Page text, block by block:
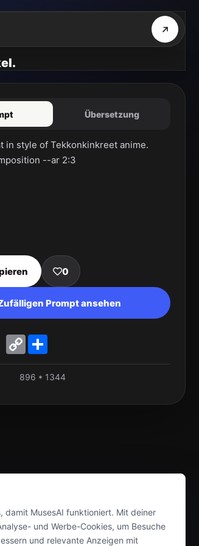
Übersetzung
in style of Tekkonkinkreet anime.
--ar 2:3
0
Prompt ansehen
X
Copy
Link
896 * 1344
damit MusesAI funktioniert. Mit deiner
und Werbe-Cookies, um Besuche
und relevante Anzeigen mit